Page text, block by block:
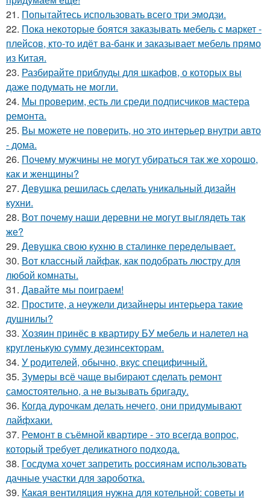
21. Попытайтесь использовать всего три эмодзи.
22. Пока некоторые боятся заказывать мебель с маркет -
плейсов, кто-то идёт ва-банк и заказывает мебель прямо
из Китая.
23. Разбирайте приблуды для шкафов, о которых вы
даже подумать не могли.
24. Мы проверим, есть ли среди подписчиков мастера
ремонта.
25. Вы можете не поверить, но это интерьер внутри авто
- дома.
26. Почему мужчины не могут убираться так же хорошо,
как и женщины?
27. Девушка решилась сделать уникальный дизайн
кухни.
28. Вот почему наши деревни не могут выглядеть так
же?
29. Девушка свою кухню в сталинке переделывает.
30. Вот классный лайфак, как подобрать люстру для
любой комнаты.
31. Давайте мы поиграем!
32. Простите, а неужели дизайнеры интерьера такие
душнилы?
33. Хозяин принёс в квартиру БУ мебель и налетел на
кругленькую сумму дезинсекторам.
34. У родителей, обычно, вкус специфичный.
35. Зумеры всё чаще выбирают сделать ремонт
самостоятельно, а не вызывать бригаду.
36. Когда дурочкам делать нечего, они придумывают
лайфхаки.
37. Ремонт в съёмной квартире - это всегда вопрос,
который требует деликатного подхода.
38. Госдума хочет запретить россиянам использовать
дачные участки для зароботка.
39. Какая вентиляция нужна для котельной: советы и